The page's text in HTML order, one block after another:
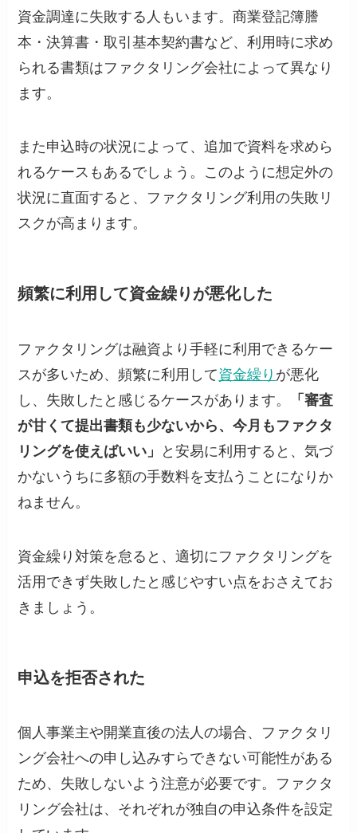
資金調達に失敗する人もいます。商業登記簿謄
本・決算書・取引基本契約書など、利用時に求め
られる書類はファクタリング会社によって異なり
ます。
また申込時の状況によって、追加で資料を求めら
れるケースもあるでしょう。このように想定外の
状況に直面すると、ファクタリング利用の失敗リ
スクが高まります。
頻繁に利用して資金繰りが悪化した
ファクタリングは融資より手軽に利用できるケー
スが多いため、頻繁に利用して資金繰り が悪化
し、失敗したと感じるケースがあります。
「審査
が甘くて提出書類も少ないから、今月もファクタ
リングを使えばいい」
と安易に利用すると、気づ
かないうちに多額の手数料を支払うことになりか
ねません。
資金繰り対策を怠ると、適切にファクタリングを
活用できず失敗したと感じやすい点をおさえてお
きましょう。
申込を拒否された
個人事業主や開業直後の法人の場合、ファクタリ
ング会社への申し込みすらできない可能性がある
ため、失敗しないよう注意が必要です。ファクタ
リング会社は、それぞれが独自の申込条件を設定